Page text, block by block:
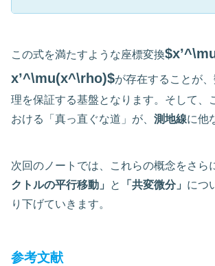
この式を満たすような座標変換
x’^\mu(x^\rho)$が存在することが
理を保証する基盤となります。そして、
おける「真っ直ぐな道」が、 測地線に他
次回のノートでは、これらの概念をさら
クトルの平行移動」
と 「共変微分」 につ
り下げていきます。
参考文献